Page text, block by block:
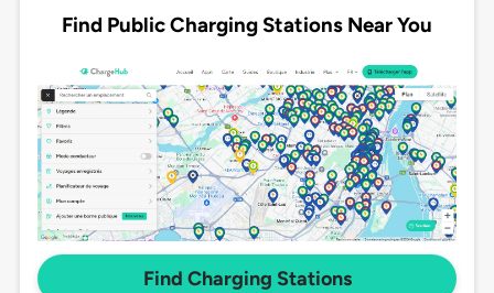
Find Public Charging Stations Near You
Find Charging Stations